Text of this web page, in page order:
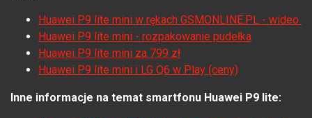
Huawei P9 lite mini w rękach GSMONLINE.PL - wideo
Huawei P9 lite mini - rozpakowanie pudełka
Huawei P9 lite mini za 799 zł
Huawei P9 lite mini i LG Q6 w Play (ceny)
Inne informacje na temat smartfonu Huawei P9 lite: